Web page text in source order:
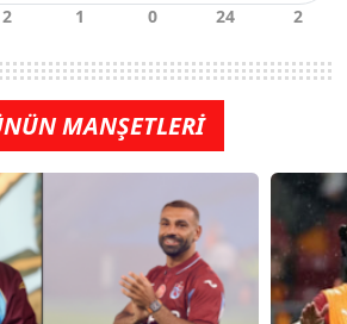
MANŞETLERİ